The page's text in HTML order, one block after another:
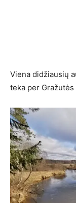
Viena didžiausių
teka per